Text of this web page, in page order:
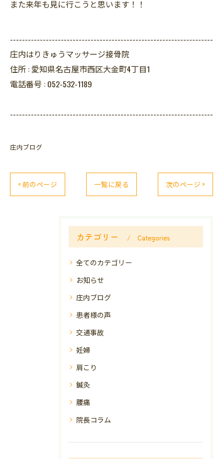
また来年も見に行こうと思います！！
--------------------------------------------------------------------
庄内はりきゅうマッサージ接骨院
住所 : 愛知県名古屋市西区大金町4丁目1
電話番号 : 052-532-1189
--------------------------------------------------------------------
庄内ブログ
< 前のページ 一覧に戻る 次のページ >
カテゴリー Categories
全てのカテゴリー
お知らせ
庄内ブログ
患者様の声
交通事故
妊婦
肩こり
鍼灸
腰痛
院長コラム